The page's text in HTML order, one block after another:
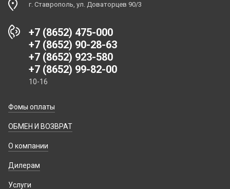
г. Ставрополь, ул. Доваторцев 90/3
+7 (8652) 475-000
+7 (8652) 90-28-63
+7 (8652) 923-580
+7 (8652) 99-82-00
10-16
Фомы оплаты
ОБМЕН И ВОЗВРАТ
О компании
Дилерам
Услуги